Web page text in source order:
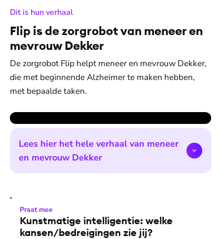
Dit is hun verhaal:
Flip is de zorgrobot van meneer en
mevrouw Dekker
De zorgrobot Flip helpt meneer en mevrouw Dekker,
die met beginnende Alzheimer te maken hebben,
met bepaalde taken.
Lees hier het hele verhaal van meneer
en mevrouw Dekker
Praat mee
Kunstmatige intelligentie: welke
kansen/bedreigingen zie jij?